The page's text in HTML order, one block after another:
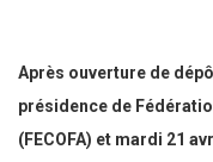
Après ouverture de
présidence de
(FECOFA) et mardi 21